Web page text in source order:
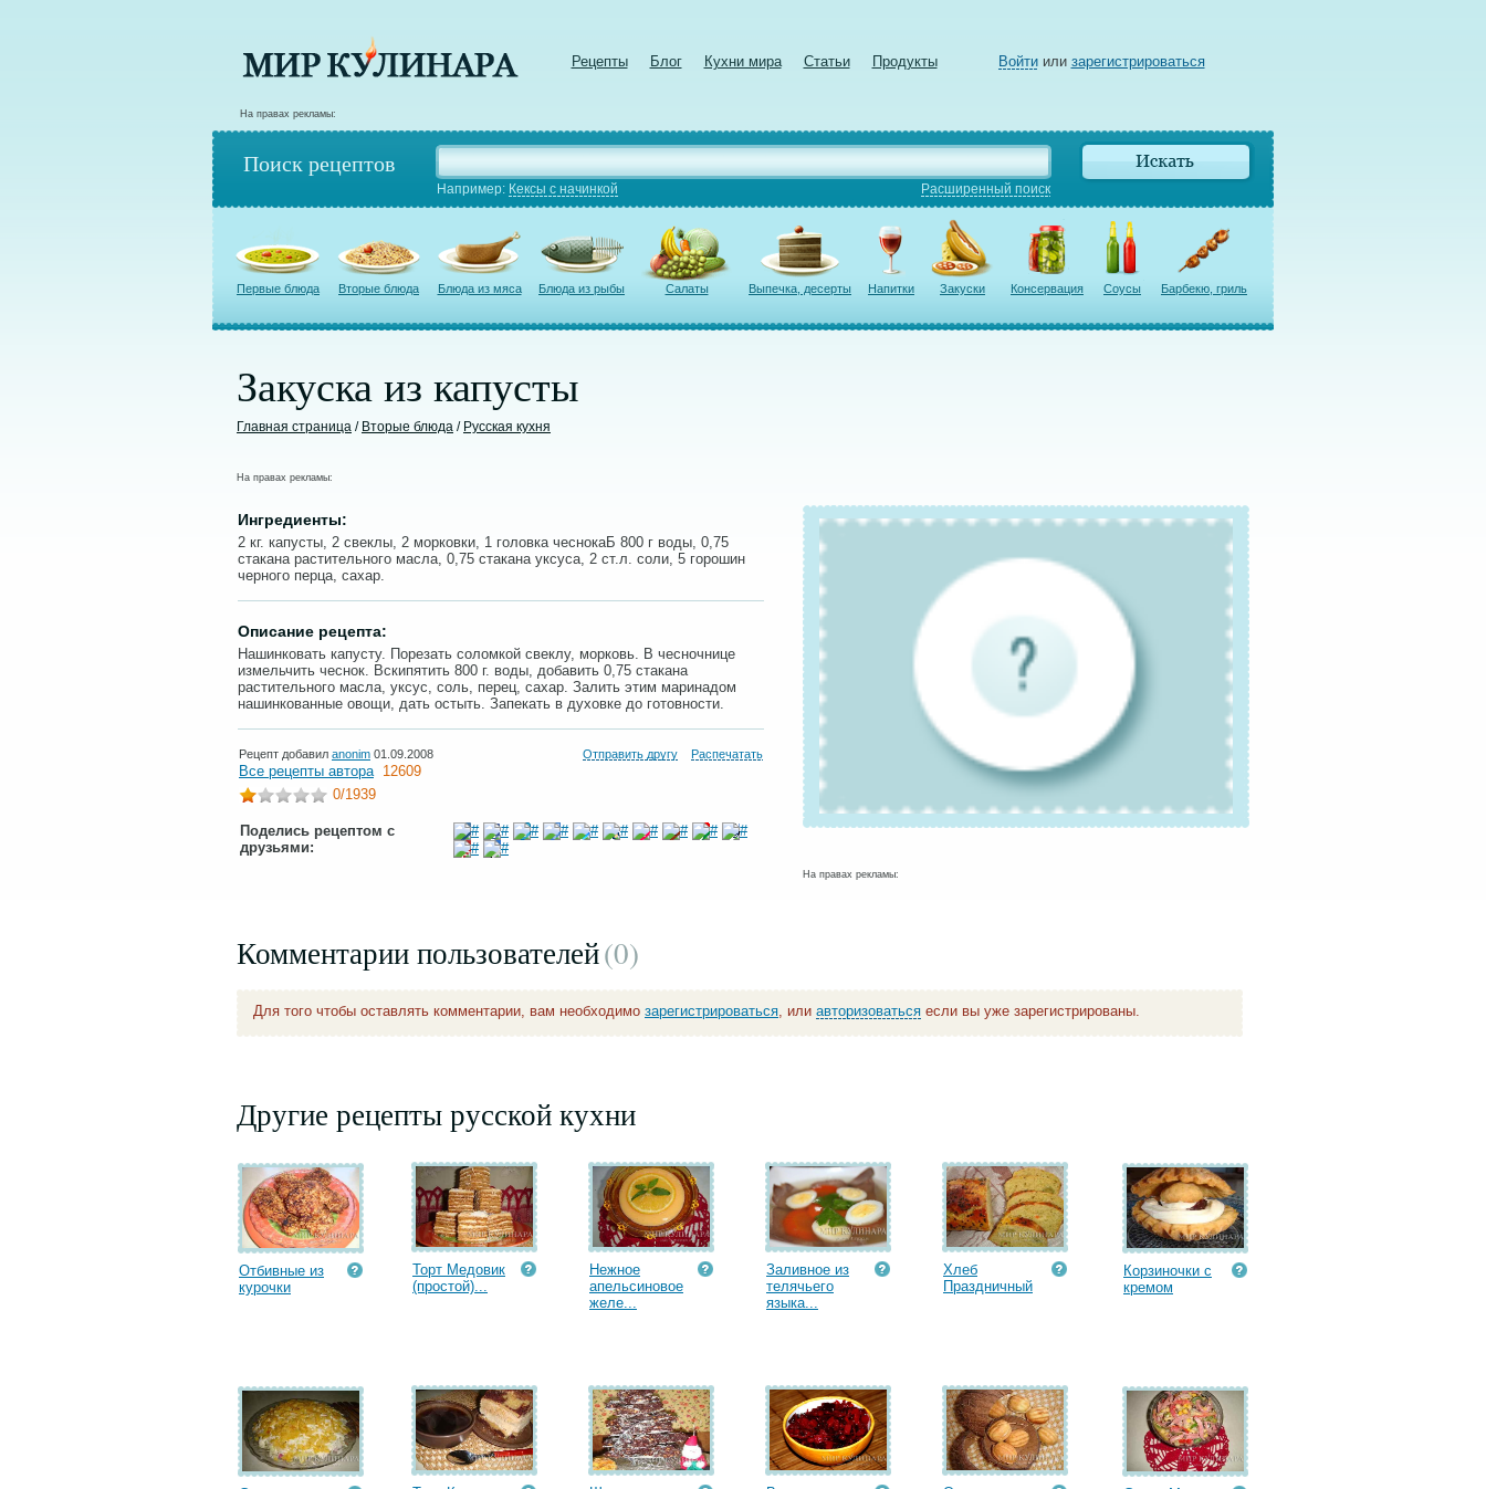
Рецепты Блог Кухни мира Статьи Продукты Войтиили зарегистрироваться
На правах рекламы:
Поиск рецептов
Например: Кексы с начинкой Расширенный поиск
Первые блюда Вторые блюда Блюда из мяса Блюда из рыбы Салаты Выпечка, десерты Напитки Закуски Консервация Соусы Барбекю, гриль
Закуска из капусты
Главная страница / Вторые блюда / Русская кухня
На правах рекламы:
Ингредиенты:
2 кг. капусты, 2 свеклы, 2 морковки, 1 головка чеснокаБ 800 г воды, 0,75
стакана растительного масла, 0,75 стакана уксуса, 2 ст.л. соли, 5 горошин
черного перца, сахар.
Описание рецепта:
Нашинковать капусту. Порезать соломкой свеклу, морковь. В чесночнице
измельчить чеснок. Вскипятить 800 г. воды, добавить 0,75 стакана
растительного масла, уксус, соль, перец, сахар. Залить этим маринадом
нашинкованные овощи, дать остыть. Запекать в духовке до готовности.
Рецепт добавил anonim 01.09.2008 Отправить другу Распечатать
Все рецепты автора 12609
0/1939
Поделись рецептом с
друзьями:
На правах рекламы:
Комментарии пользователей(0)
Для того чтобы оставлять комментарии, вам необходимо зарегистрироваться, или авторизоваться если вы уже зарегистрированы.
Другие рецепты русской кухни
Отбивные из
курочки
Торт Медовик
(простой)...
Нежное
апельсиновое
желе...
Заливное из
телячьего
языка...
Хлеб
Праздничный
Корзиночки с
кремом